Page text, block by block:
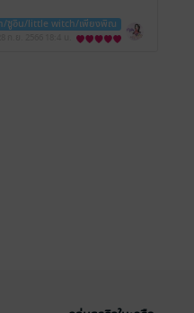
/ซูอิน/little witch/เพียงพิณ